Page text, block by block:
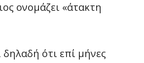
ονομάζει «άτακτη
δηλαδή ότι επί μήνες